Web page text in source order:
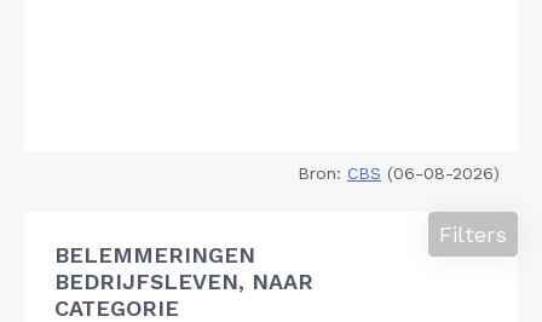
Bron: CBS (06-08-2026)
BELEMMERINGEN
BEDRIJFSLEVEN, NAAR
CATEGORIE
Filters